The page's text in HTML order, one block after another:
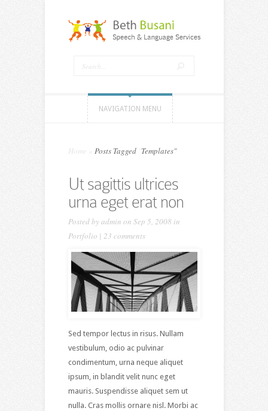
NAVIGATION MENU
Home Posts Tagged Templates"
Ut sagittis ultrices
urna eget erat non
Posted byadmin on Sep 5, 2008 in
Portfolio | 23 comments
Sed tempor lectus in risus. Nullam
vestibulum, odio ac pulvinar
condimentum, urna neque aliquet
ipsum, in blandit velit nunc eget
mauris. Suspendisse aliquet sem ut
nulla. Cras mollis ornare nisl. Morbi ac